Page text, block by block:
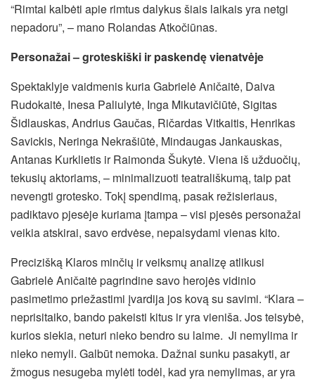
“Rimtai kalbėti apie rimtus dalykus šiais laikais yra netgi
nepadoru”, – mano Rolandas Atkočiūnas.
Personažai – groteskiški ir paskendę vienatvėje
Spektaklyje vaidmenis kuria Gabrielė Aničaitė, Daiva
Rudokaitė, Inesa Paliulytė, Inga Mikutavičiūtė, Sigitas
Šidlauskas, Andrius Gaučas, Ričardas Vitkaitis, Henrikas
Savickis, Neringa Nekrašiūtė, Mindaugas Jankauskas,
Antanas Kurklietis ir Raimonda Šukytė. Viena iš užduočių,
tekusių aktoriams, – minimalizuoti teatrališkumą, taip pat
nevengti grotesko. Tokį spendimą, pasak režisieriaus,
padiktavo pjesėje kuriama įtampa – visi pjesės personažai
veikia atskirai, savo erdvėse, nepaisydami vienas kito.
Precizišką Klaros minčių ir veiksmų analizę atlikusi
Gabrielė Aničaitė pagrindine savo herojės vidinio
pasimetimo priežastimi įvardija jos kovą su savimi. “Klara –
neprisitaiko, bando pakeisti kitus ir yra vieniša. Jos teisybė,
kurios siekia, neturi nieko bendro su laime. Ji nemylima ir
nieko nemyli. Galbūt nemoka. Dažnai sunku pasakyti, ar
žmogus nesugeba mylėti todėl, kad yra nemylimas, ar yra